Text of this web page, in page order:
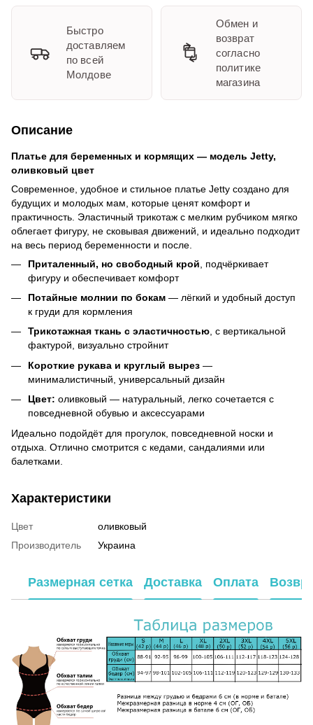
Быстро
доставляем
по всей
Молдове
Обмен и
возврат
согласно
политике
магазина
Описание
Платье для беременных и кормящих — модель Jetty,
оливковый цвет
Современное, удобное и стильное платье Jetty создано для
будущих и молодых мам, которые ценят комфорт и
практичность. Эластичный трикотаж с мелким рубчиком мягко
облегает фигуру, не сковывая движений, и идеально подходит
на весь период беременности и после.
Приталенный, но свободный крой , подчёркивает
фигуру и обеспечивает комфорт
Потайные молнии по бокам — лёгкий и удобный доступ
к груди для кормления
Трикотажная ткань с эластичностью, с вертикальной
фактурой, визуально стройнит
Короткие рукава и круглый вырез —
минималистичный, универсальный дизайн
Цвет: оливковый — натуральный, легко сочетается с
повседневной обувью и аксессуарами
Идеально подойдёт для прогулок, повседневной носки и
отдыха. Отлично смотрится с кедами, сандалиями или
балетками.
Характеристики
Цвет
оливковый
Производитель
Украина
Размерная сетка Доставка Оплата